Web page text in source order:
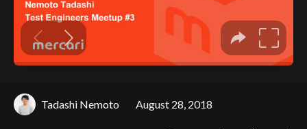
Tadashi Nemoto August 28, 2018